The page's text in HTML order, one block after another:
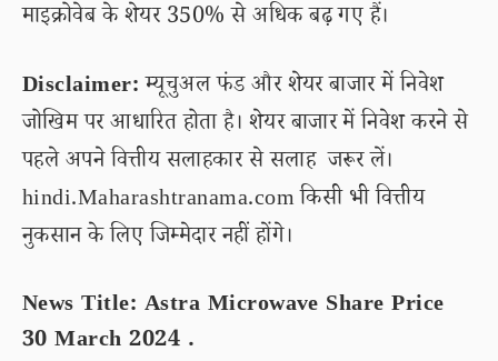
माइक्रोवेब के शेयर 350% से अधिक बढ़ गए हैं।
Disclaimer:म्यूचुअल फंड और शेयर बाजार में निवेश
जोखिम पर आधारित होता है। शेयर बाजार में निवेश करने से
पहले अपने वित्तीय सलाहकार से सलाह जरूर लें।
hindi.Maharashtranama.com किसी भी वित्तीय
नुकसान के लिए जिम्मेदार नहीं होंगे।
News Title: Astra Microwave Share Price
30 March 2024 .